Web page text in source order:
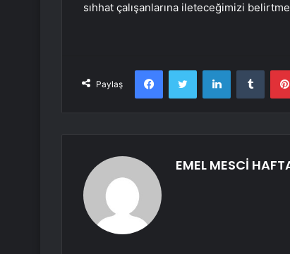
sıhhat çalışanlarına ileteceğimizi
Paylaş
FacebookTwitter LinkedIn
EMEL MESCİ